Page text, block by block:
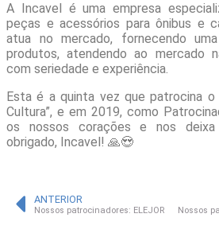
A Incavel é uma empresa
peças e acessórios para ônibus e
atua no mercado, fornecendo
produtos, atendendo ao mercado
com seriedade e experiência.
Esta é a quinta vez que patrocina o
Cultura”, e em 2019, como
os nossos corações e nos
obrigado, Incavel! 🙏😍
ANTERIOR
Nossos patrocinadores: ELEJOR